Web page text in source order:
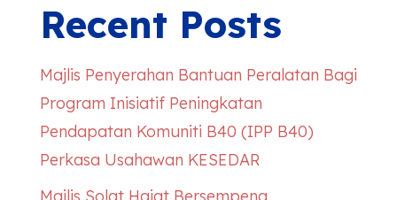
Recent Posts
Majlis Penyerahan Bantuan Peralatan Bagi
Program Inisiatif Peningkatan
Pendapatan Komuniti B40 (IPP B40)
Perkasa Usahawan KESEDAR